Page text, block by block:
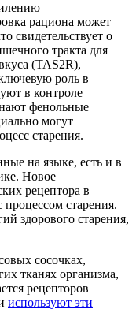
рациона может
свидетельствует о
тракта для
(TAS2R),
роль в
в контроле
фенольные
могут
старения.
на языке, есть и в
Новое
рецептора в
старения.
здорового старения,
сосочках,
тканях организма,
рецепторов
используют эти